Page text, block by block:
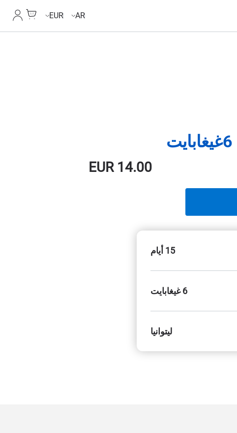
AR
EUR
حسابي
EUR14.00
15 أيام
6 غيغابايت
ليتوانيا